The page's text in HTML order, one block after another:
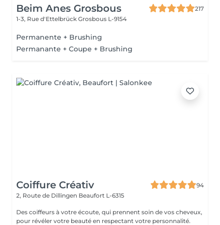
Beim Anes Grosbous
217
1-3, Rue d'Ettelbrück Grosbous L-9154
Permanente + Brushing
Permanante + Coupe + Brushing
Coiffure Créativ
94
2, Route de Dillingen Beaufort L-6315
Des coiffeurs à votre écoute, qui prennent soin de vos cheveux,
pour révéler votre beauté en respectant votre personnalité.